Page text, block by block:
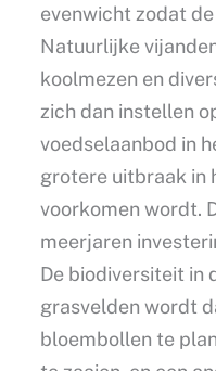
evenwicht zodat
Natuurlijke
koolmezen en
zich dan instellen
voedselaanbod in
grotere uitbraak in
voorkomen wordt.
meerjaren
De biodiversiteit in
grasvelden wordt
bloembollen te